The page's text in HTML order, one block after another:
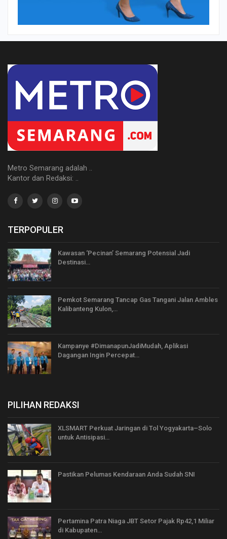
Metro Semarang adalah ..
Kantor dan Redaksi: ..
TERPOPULER
Kawasan ‘Pecinan’ Semarang Potensial Jadi
Destinasi…
Pemkot Semarang Tancap Gas Tangani Jalan Ambles
Kalibanteng Kulon,…
Kampanye #DimanapunJadiMudah, Aplikasi
Dagangan Ingin Percepat…
PILIHAN REDAKSI
XLSMART Perkuat Jaringan di Tol Yogyakarta–Solo
untuk Antisipasi…
Pastikan Pelumas Kendaraan Anda Sudah SNI
Pertamina Patra Niaga JBT Setor Pajak Rp42,1 Miliar
di Kabupaten…